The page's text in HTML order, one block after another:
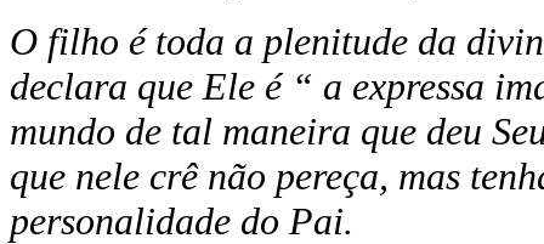
O filho é toda a plenitude da
declara que Ele é “ a expressa
mundo de tal maneira que deu
que nele crê não pereça, mas
personalidade do Pai.